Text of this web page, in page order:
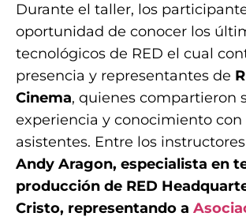
Durante el taller, los
oportunidad de conocer los
tecnológicos de RED el cual
presencia y representantes de
Cinema, quienes compartieron
experiencia y conocimiento con
asistentes. Entre los
Andy Aragon, especialista en
producción de RED
Cristo, representando a